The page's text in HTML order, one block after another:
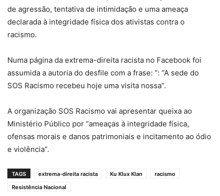
de agressão, tentativa de intimidação e uma ameaça
declarada à integridade física dos ativistas contra o
racismo.
Numa página da extrema-direita racista no Facebook foi
assumida a autoria do desfile com a frase: “: “A sede do
SOS Racismo recebeu hoje uma visita nossa”.
A organização SOS Racismo vai apresentar queixa ao
Ministério Público por “ameaças à integridade física,
ofensas morais e danos patrimoniais e incitamento ao ódio
e violência”.
TAGS extrema-direita racista Ku Klux Klan
racismo
Resistência Nacional